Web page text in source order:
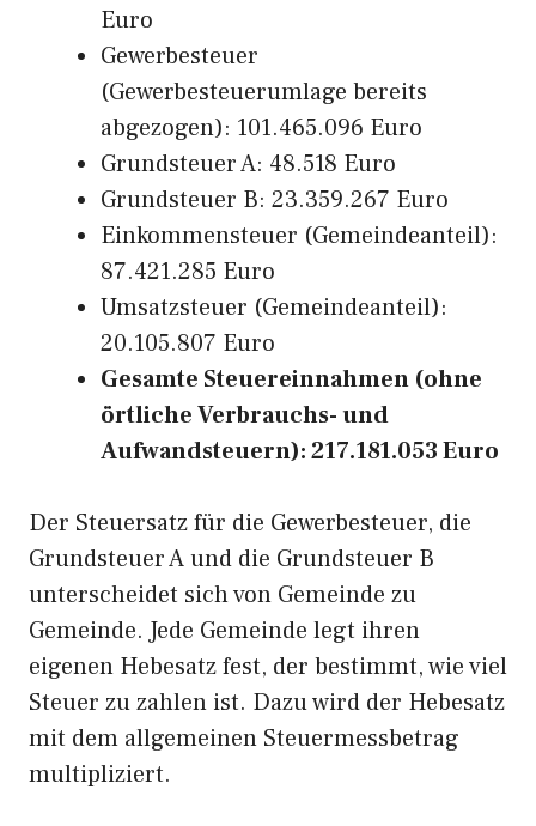
Euro
Gewerbesteuer
(Gewerbesteuerumlage bereits
abgezogen): 101.465.096 Euro
Grundsteuer A: 48.518 Euro
Grundsteuer B: 23.359.267 Euro
Einkommensteuer (Gemeindeanteil):
87.421.285 Euro
Umsatzsteuer (Gemeindeanteil):
20.105.807 Euro
Gesamte Steuereinnahmen (ohne
örtliche Verbrauchs- und
Aufwandsteuern): 217.181.053 Euro
Der Steuersatz für die Gewerbesteuer, die
Grundsteuer A und die Grundsteuer B
unterscheidet sich von Gemeinde zu
Gemeinde. Jede Gemeinde legt ihren
eigenen Hebesatz fest, der bestimmt, wie viel
Steuer zu zahlen ist. Dazu wird der Hebesatz
mit dem allgemeinen Steuermessbetrag
multipliziert.